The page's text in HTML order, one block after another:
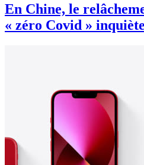
En Chine, le
« zéro Covid »